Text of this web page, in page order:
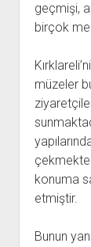
geçmişi,
birçok
müzeler
konuma
etmiştir.
Bunun